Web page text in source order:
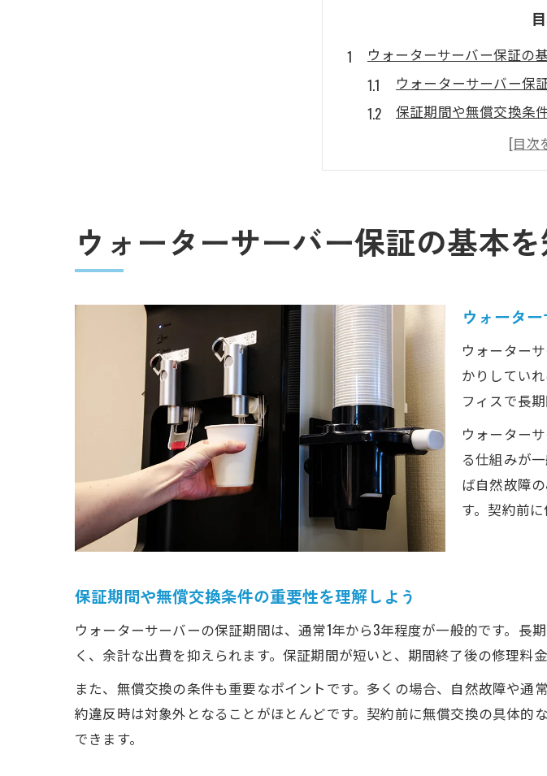
ウォーターサーバー保証の
ウォーターサーバー保
保証期間や無償交換条
ウォーターサーバーの
安心サポートと保証の
ウォーターサーバーの
長期利用時に確認すべ
無償交換対象となる条
安心サポートサービスの仕組
ウォーターサーバー
サポートサービス加
ウォーターサーバー故
安心サポート24と通常
ウォーターサーバー
トラブル回避に必要なウ
ウォーターサーバー保
安心サポート付きウォ
契約前に確認したい無
解約時に困らないためのサ
ウォーターサーバー解
違約金や返却費用を抑
ウォーターサーバー保証の基本
ウォータ
ウォーター
かりしてい
フィスで長
ウォーター
る仕組みが
ば自然故障
す。契約前
保証期間や無償交換条件の重要性を理解しよう
ウォーターサーバーの保証期間は、通常1年から3年程度が一般的です。
く、余計な出費を抑えられます。保証期間が短いと、期間終了後の修理料
また、無償交換の条件も重要なポイントです。多くの場合、自然故障や
約違反時は対象外となることがほとんどです。契約前に無償交換の具体
できます。